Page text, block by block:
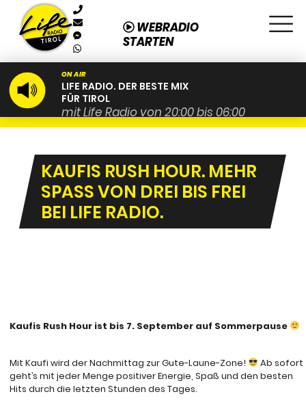
WEBRADIO
STARTEN
ON AIR
LIFE RADIO. DER BESTE MIX
FÜR TIROL
mit Life Radio von 20:00 bis 06:00
KAUFIS RUSH HOUR. MEHR
SPASS VON DREI BIS FREI B
EI LIFE RADIO.
Kaufis Rush Hour ist bis 7. September auf Sommerpause
Mit Kaufi wird der Nachmittag zur Gute-Laune-Zone!
Ab sofort
geht’s mit jeder Menge positiver Energie, Spaß und den besten
Hits durch die letzten Stunden des Tages.